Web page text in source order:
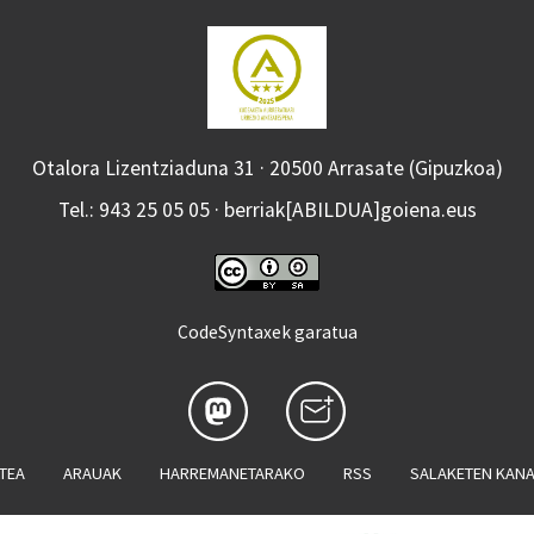
Otalora Lizentziaduna 31 · 20500 Arrasate (Gipuzkoa)
Tel.: 943 25 05 05 · berriak[ABILDUA]goiena.eus
CodeSyntaxek garatua
ARAUAK HARREMANETARAKO RSS SALAKETEN